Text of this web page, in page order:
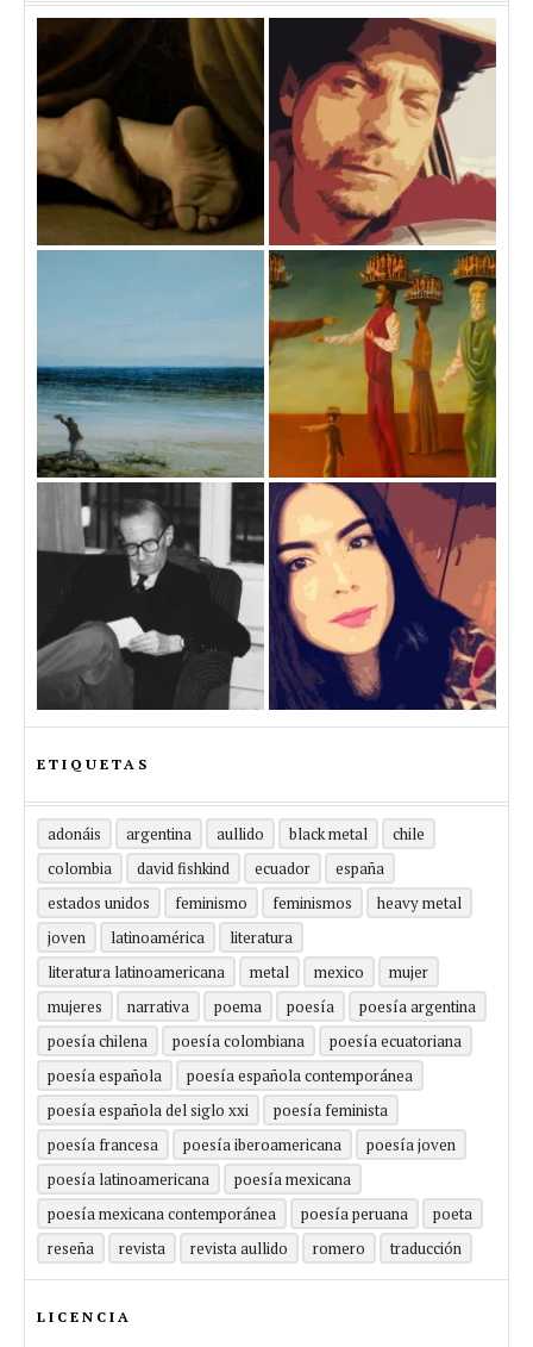
ETIQUETAS
adonáis argentina aullido black metal
chile
colombia
david fishkind ecuador
españa
estados unidos
feminismo feminismos
heavy metal
joven
latinoamérica
literatura
literatura latinoamericana
metal mexico
mujer
mujeres
narrativa poema poesía
poesía argentina
poesía chilena
poesía colombiana
poesía ecuatoriana
poesía española
poesía española contemporánea
poesía española del siglo xxi
poesía feminista
poesía francesa
poesía iberoamericana
poesía joven
poesía latinoamericana
poesía mexicana
poesía mexicana contemporánea
poesía peruana
poeta
reseña
revista revista aullido romero traducción
LICENCIA